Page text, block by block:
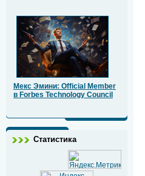
Мекс Эмини: Official Member
в Forbes Technology Council
Статистика